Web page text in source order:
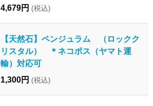
4,679円 (税込)
【天然石】ペンジュラム （ロックク
リスタル） ＊ネコポス（ヤマト運
輸）対応可
1,300円 (税込)